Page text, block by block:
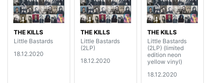
THE KILLS
Little Bastards
18.12.2020
THE KILLS
Little Bastards
(2LP)
18.12.2020
THE KILLS
Little Bastards
(2LP) (limited
edition neon
yellow vinyl)
18.12.2020